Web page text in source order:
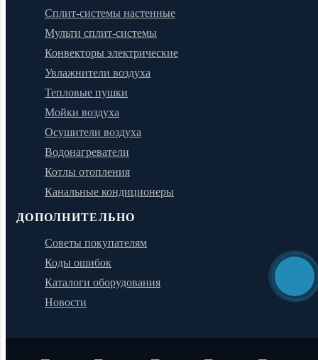
Сплит-системы настенные
Мульти сплит-системы
Конвекторы электрические
Увлажнители воздуха
Тепловые пушки
Мойки воздуха
Осушители воздуха
Водонагреватели
Котлы отопления
Канальные кондиционеры
ДОПОЛНИТЕЛЬНО
Советы покупателям
Коды ошибок
Каталоги оборудования
Новости